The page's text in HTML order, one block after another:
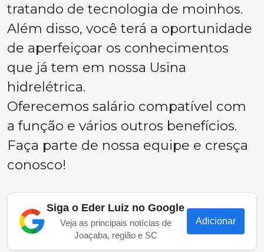
tratando de tecnologia de moinhos.
Além disso, você terá a oportunidade
de aperfeiçoar os conhecimentos
que já tem em nossa Usina
hidrelétrica.
Oferecemos salário compatível com
a função e vários outros benefícios.
Faça parte de nossa equipe e cresça
conosco!
Siga o Eder Luiz no Google
Veja as principais notícias de
Joaçaba, região e SC
Adicionar